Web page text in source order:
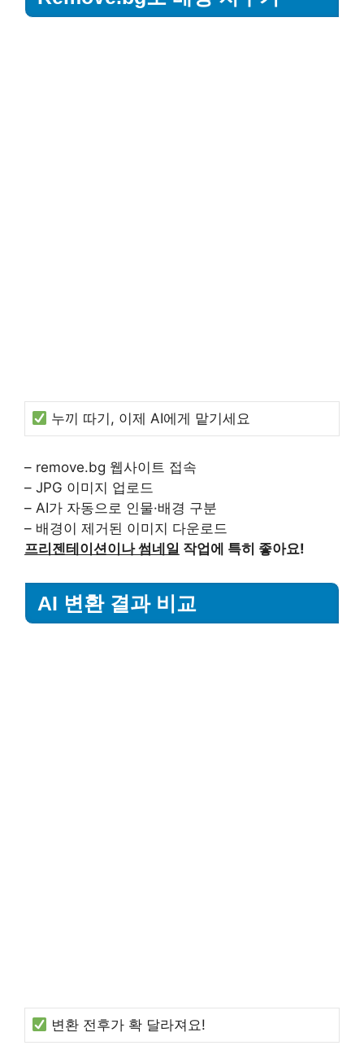
누끼 따기, 이제 AI에게 맡기세요
– remove.bg 웹사이트 접속
– JPG 이미지 업로드
– AI가 자동으로 인물·배경 구분
– 배경이 제거된 이미지 다운로드
프리젠테이션이나 썸네일 작업에 특히 좋아요!
AI 변환 결과 비교
변환 전후가 확 달라져요!